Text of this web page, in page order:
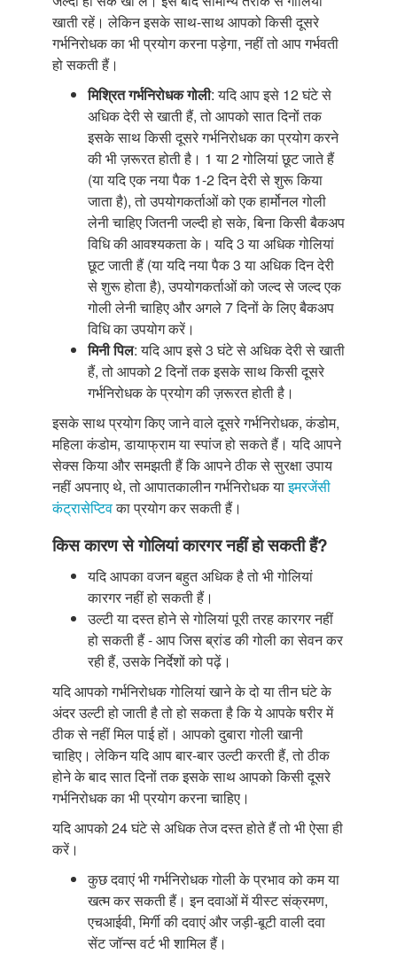
खाती रहें। लेकिन इसके साथ-साथ आपको किसी दूसरे
गर्भनिरोधक का भी प्रयोग करना पड़ेगा, नहीं तो आप गर्भवती
हो सकती हैं।
मिश्रित गर्भनिरोधक गोली: यदि आप इसे 12 घंटे से
अधिक देरी से खाती हैं, तो आपको सात दिनों तक
इसके साथ किसी दूसरे गर्भनिरोधक का प्रयोग करने
की भी ज़रूरत होती है। 1 या 2 गोलियां छूट जाते हैं
(या यदि एक नया पैक 1-2 दिन देरी से शुरू किया
जाता है), तो उपयोगकर्ताओं को एक हार्मोनल गोली
लेनी चाहिए जितनी जल्दी हो सके, बिना किसी बैकअप
विधि की आवश्यकता के। यदि 3 या अधिक गोलियां
छूट जाती हैं (या यदि नया पैक 3 या अधिक दिन देरी
से शुरू होता है), उपयोगकर्ताओं को जल्द से जल्द एक
गोली लेनी चाहिए और अगले 7 दिनों के लिए बैकअप
विधि का उपयोग करें।
मिनी पिल: यदि आप इसे 3 घंटे से अधिक देरी से खाती
हैं, तो आपको 2 दिनों तक इसके साथ किसी दूसरे
गर्भनिरोधक के प्रयोग की ज़रूरत होती है।
इसके साथ प्रयोग किए जाने वाले दूसरे गर्भनिरोधक, कंडोम,
महिला कंडोम, डायाफ्राम या स्पांज हो सकते हैं। यदि आपने
सेक्स किया और समझती हैं कि आपने ठीक से सुरक्षा उपाय
नहीं अपनाए थे, तो आपातकालीन गर्भनिरोधक याइमरजेंसी
कंट्रासेप्टिवका प्रयोग कर सकती हैं।
किस कारण से गोलियां कारगर नहीं हो सकती हैं?
यदि आपका वजन बहुत अधिक है तो भी गोलियां
कारगर नहीं हो सकती हैं।
उल्टी या दस्त होने से गोलियां पूरी तरह कारगर नहीं
हो सकती हैं - आप जिस ब्रांड की गोली का सेवन कर
रही हैं, उसके निर्देशों को पढ़ें।
यदि आपको गर्भनिरोधक गोलियां खाने के दो या तीन घंटे के
अंदर उल्टी हो जाती है तो हो सकता है कि ये आपके षरीर में
ठीक से नहीं मिल पाई हों। आपको दुबारा गोली खानी
चाहिए। लेकिन यदि आप बार-बार उल्टी करती हैं, तो ठीक
होने के बाद सात दिनों तक इसके साथ आपको किसी दूसरे
गर्भनिरोधक का भी प्रयोग करना चाहिए।
यदि आपको 24 घंटे से अधिक तेज दस्त होते हैं तो भी ऐसा ही
करें।
कुछ दवाएं भी गर्भनिरोधक गोली के प्रभाव को कम या
खत्म कर सकती हैं। इन दवाओं में यीस्ट संक्रमण,
एचआईवी, मिर्गी की दवाएं और जड़ी-बूटी वाली दवा
सेंट जॉन्स वर्ट भी शामिल हैं।